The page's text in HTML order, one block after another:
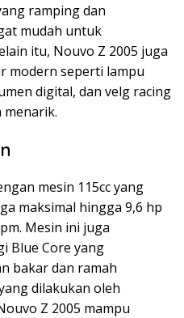
ramping dan
mudah untuk
itu, Nouvo Z 2005 juga
modern seperti lampu
digital, dan velg racing
menarik.
mesin 115cc yang
maksimal hingga 9,6 hp
Mesin ini juga
Blue Core yang
bakar dan ramah
dilakukan oleh
Z 2005 mampu